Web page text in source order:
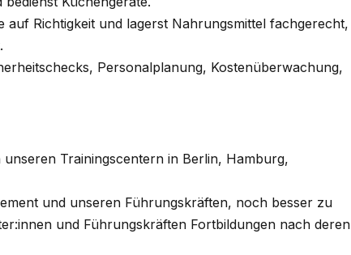
auf Richtigkeit und lagerst Nahrungsmittel fachgerecht,
Personalplanung, Kostenüberwachung,
Trainingscentern in Berlin, Hamburg,
und unseren Führungskräften, noch besser zu
und Führungskräften Fortbildungen nach deren